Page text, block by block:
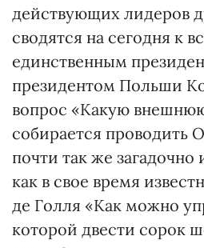
действующих лидеров
сводятся на сегодня к
единственным
президентом Польши
вопрос «Какую
собирается проводить
почти так же загадочно
как в свое время
де Голля «Как можно
которой двести сорок